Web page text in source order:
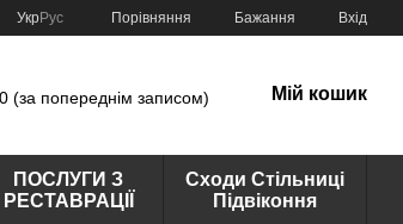
УкрРус Порівняння Бажання Вхід
(за попереднім записом)
Мій кошик
ПОСЛУГИ З
РЕСТАВРАЦІЇ
Сходи Стільниці
Підвіконня